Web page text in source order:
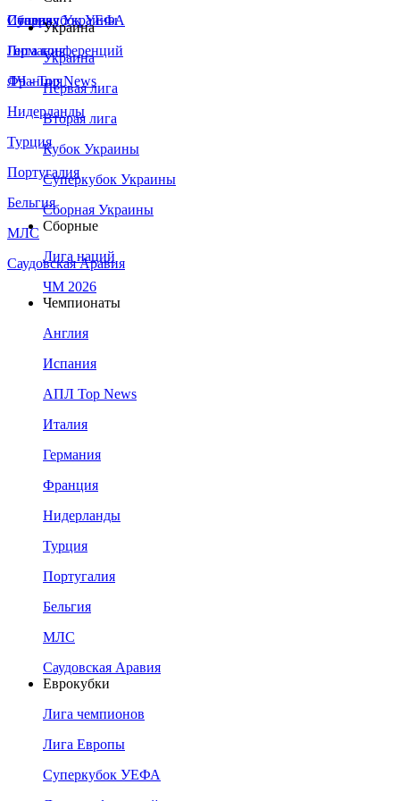
Сборная Украины
Италия
Германия
Франция
Нидерланды
Турция
Португалия
Бельгия
МЛС
Саудовская Аравия
Суперкубок УЕФА
Лига конференций
ЛЧ - Top News
Украина
Украина
Первая лига
Вторая лига
Кубок Украины
Суперкубок Украины
Сборная Украины
Сборные
Лига наций
ЧМ 2026
Чемпионаты
Англия
Испания
АПЛ Top News
Италия
Германия
Франция
Нидерланды
Турция
Португалия
Бельгия
МЛС
Саудовская Аравия
Еврокубки
Лига чемпионов
Лига Европы
Суперкубок УЕФА